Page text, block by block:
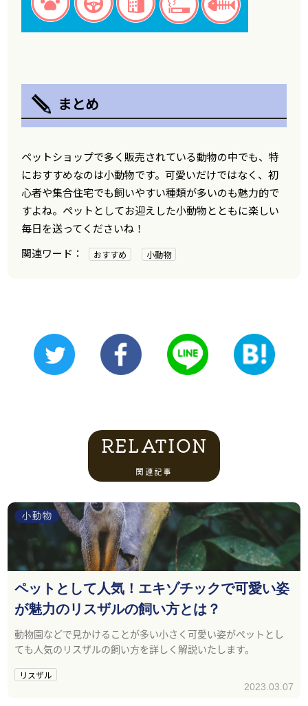
まとめ
ペットショップで多く販売されている動物の中でも、特
におすすめなのは小動物です。可愛いだけではなく、初
心者や集合住宅でも飼いやすい種類が多いのも魅力的で
すよね。ペットとしてお迎えした小動物とともに楽しい
毎日を送ってくださいね！
おすすめ 小動物
RELATION
関連記事
小動物
ペットとして人気！エキゾチックで可愛い姿
が魅力のリスザルの飼い方とは？
動物園などで見かけることが多い小さく可愛い姿がペットとし
ても人気のリスザルの飼い方を詳しく解説いたします。
リスザル
2023.03.07